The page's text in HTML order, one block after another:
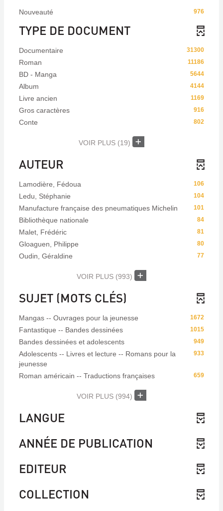
976
Nouveauté
TYPE DE DOCUMENT
31300
Documentaire
11186
Roman
5644
BD - Manga
4144
Album
1169
Livre ancien
916
Gros caractères
802
Conte
VOIR PLUS (19)
AUTEUR
106
Lamodière, Fédoua
104
Ledu, Stéphanie
101
Manufacture française des pneumatiques Michelin
84
Bibliothèque nationale
81
Malet, Frédéric
80
Gloaguen, Philippe
77
Oudin, Géraldine
VOIR PLUS (993)
SUJET (MOTS CLÉS)
1672
Mangas -- Ouvrages pour la jeunesse
1015
Fantastique -- Bandes dessinées
949
Bandes dessinées et adolescents
933
Adolescents -- Livres et lecture -- Romans pour la
jeunesse
659
Roman américain -- Traductions françaises
VOIR PLUS (994)
LANGUE
ANNÉE DE PUBLICATION
EDITEUR
COLLECTION